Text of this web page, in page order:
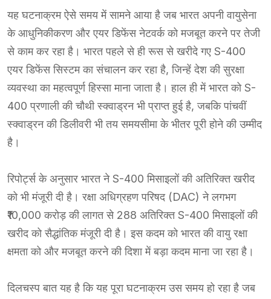
यह घटनाक्रम ऐसे समय में सामने आया है जब भारत अपनी वायुसेना
के आधुनिकीकरण और एयर डिफेंस नेटवर्क को मजबूत करने पर तेजी
से काम कर रहा है। भारत पहले से ही रूस से खरीदे गए S-400
एयर डिफेंस सिस्टम का संचालन कर रहा है, जिन्हें देश की सुरक्षा
व्यवस्था का महत्वपूर्ण हिस्सा माना जाता है। हाल ही में भारत को S-
400 प्रणाली की चौथी स्क्वाड्रन भी प्राप्त हुई है, जबकि पांचवीं
स्क्वाड्रन की डिलीवरी भी तय समयसीमा के भीतर पूरी होने की उम्मीद
है।
रिपोर्ट्स के अनुसार भारत ने S-400 मिसाइलों की अतिरिक्त खरीद
को भी मंजूरी दी है। रक्षा अधिग्रहण परिषद (DAC) ने लगभग
₹10,000 करोड़ की लागत से 288 अतिरिक्त S-400 मिसाइलों की
खरीद को सैद्धांतिक मंजूरी दी है। इस कदम को भारत की वायु रक्षा
क्षमता को और मजबूत करने की दिशा में बड़ा कदम माना जा रहा है।
दिलचस्प बात यह है कि यह पूरा घटनाक्रम उस समय हो रहा है जब